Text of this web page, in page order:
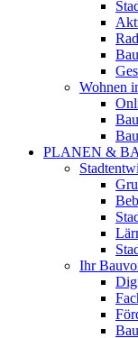
Wohnen
PLANEN &
Ihr